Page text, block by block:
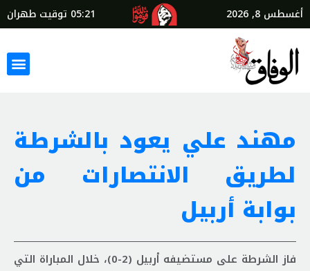
أغسطس 8, 2026 05:21 توقيت طهران
مهند علي يعود بالشرطة
لطريق الانتصارات من
بوابة أربيل
فاز الشرطة على مستضيفه أربيل (2-0)، خلال المباراة التي